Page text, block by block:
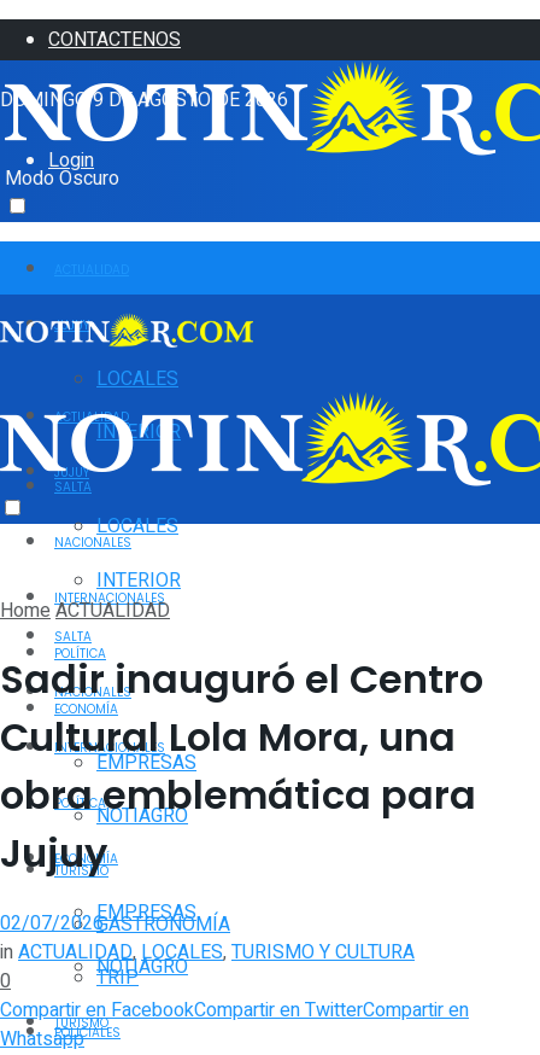
CONTACTENOS
DOMINGO 9 DE AGOSTO DE 2026
Login
Modo Oscuro
JUJUY
LOCALES
INTERIOR
SALTA
NACIONALES
INTERNACIONALES
POLÍTICA
ECONOMÍA
EMPRESAS
NOTIAGRO
TURISMO
GASTRONOMÍA
TRIP
POLICIALES
ACTUALIDAD
JUJUY
LOCALES
INTERIOR
SALTA
NACIONALES
INTERNACIONALES
POLÍTICA
ECONOMÍA
EMPRESAS
NOTIAGRO
TURISMO
HomeACTUALIDAD
Sadir inauguró el Centro
Cultural Lola Mora, una
obra emblemática para
Jujuy
02/07/2026
inACTUALIDAD,LOCALES,TURISMO Y CULTURA
0
Compartir en FacebookCompartir en TwitterCompartir en
Whatsapp